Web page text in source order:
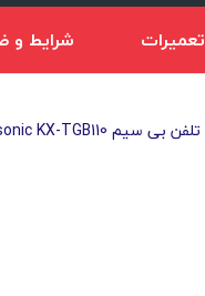
تعمیرات شرایط و
تلفن بی سیم Panasonic KX-TGB110